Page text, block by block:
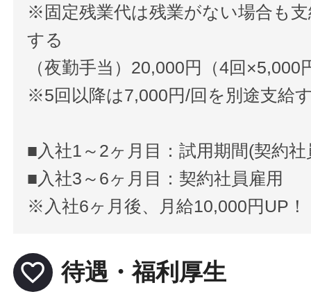
※固定残業代は残業がない場合も
する
（夜勤手当）20,000円（4回×5,000
※5回以降は7,000円/回を別途支給
■入社1～2ヶ月目：試用期間(契約
■入社3～6ヶ月目：契約社員雇用
※入社6ヶ月後、月給10,000円UP
favorite_border 待遇・福利厚生